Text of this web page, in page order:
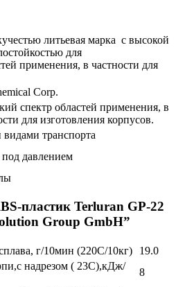
литьевая марка с высокой
для
применения, в частности для
Corp.
спектр областей применения, в
для изготовления корпусов.
транспорта
давлением
пластик Terluran GP-22
Group GmbH”
г/10мин (220С/10кг)
19.0
надрезом ( 23С),кДж/
8